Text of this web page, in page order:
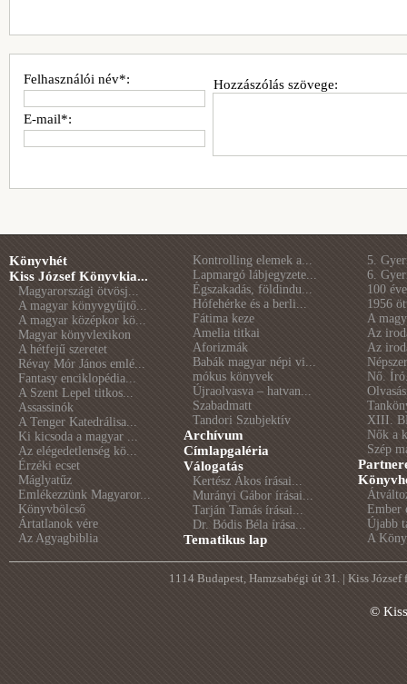
Hozzászólás szövege:
Felhasználói név*:
E-mail*:
Könyvhét
Kiss József Könyvkia...
Magyarországi ötvösj...
A magyar könyvgyűjtő...
A magyar középkor kö...
Magyar könyvlexikon
A hétfejű szeretet
Révay Mór János emlé...
Fantasy enciklopédia...
A Szent Lepel titkos...
Assassinók
A Tenger Katedrálisa...
Ki kicsoda a magyar ...
Az elégedetlenség kö...
Érzéki ecset
Máglyatűz
Emlékezzünk Magyaror...
Könyvbölcső
Ártatlanok vére
Az Agyagbiblia
Kontrolling elemek a...
Lapmargó lábjegyzete...
Égszakadás, földindu...
Hófehérke és a berli...
Fátima keze
Amelia titkai
Aforizmák
Babák magyar népi vi...
mókus könyvek
Újraolvasva – hatvan...
Szabadmatt
Tandori Szubjektív
Archívum
Címlapgaléria
Válogatás
Kertész Ákos írásai...
Murányi Gábor írásai...
Tarján Tamás írásai...
Dr. Bódis Béla írása...
Tematikus lap
5.
6.
100
1956
A
Az
Az
Nő.
XIII.
Nők a
Szép
Ember
Újabb
A
1114 Budapest, Hamzsabégi út 31. | Kiss
©